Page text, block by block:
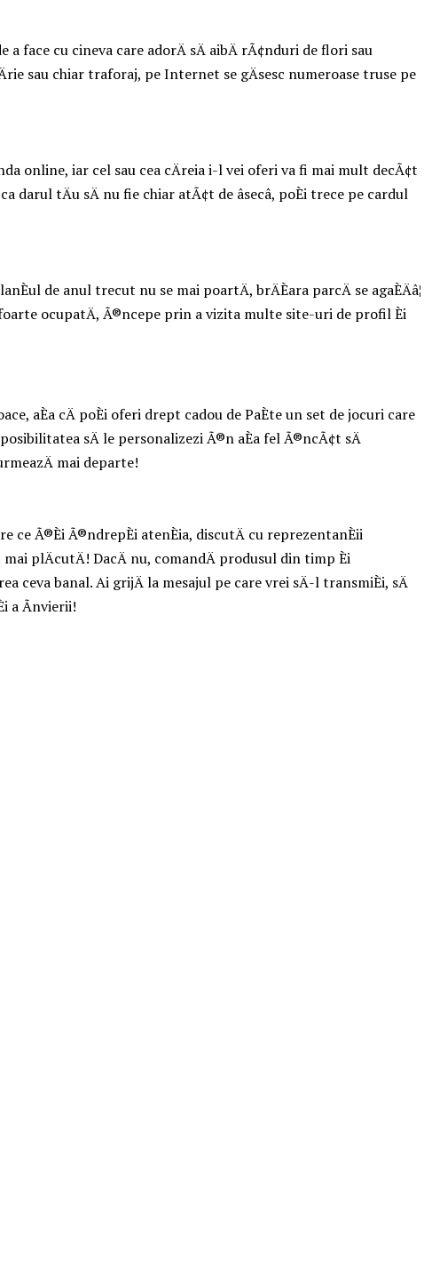
face cu cineva care adorÄ sÄ aibÄ rÃ¢nduri de flori sau
sau chiar traforaj, pe Internet se gÄsesc numeroase truse pe
online, iar cel sau cea cÄreia i-l vei oferi va fi mai mult decÃ¢t
tÄu sÄ nu fie chiar atÃ¢t de âsecâ, poÈi trece pe cardul
anul trecut nu se mai poartÄ, brÄÈara parcÄ se agaÈÄâ¦
foarte ocupatÄ, Ã®ncepe prin a vizita multe site-uri de profil Èi
aÈa cÄ poÈi oferi drept cadou de PaÈte un set de jocuri care
sÄ le personalizezi Ã®n aÈa fel Ã®ncÃ¢t sÄ
mai departe!
Ã®Èi Ã®ndrepÈi atenÈia, discutÄ cu reprezentanÈii
plÄcutÄ! DacÄ nu, comandÄ produsul din timp Èi
ceva banal. Ai grijÄ la mesajul pe care vrei sÄ-l transmiÈi, sÄ
a Ãnvierii!